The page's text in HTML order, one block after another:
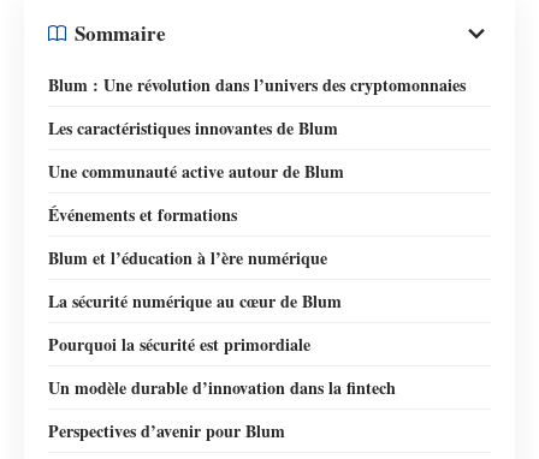
Sommaire
Blum : Une révolution dans l’univers des cryptomonnaies
Les caractéristiques innovantes de Blum
Une communauté active autour de Blum
Événements et formations
Blum et l’éducation à l’ère numérique
La sécurité numérique au cœur de Blum
Pourquoi la sécurité est primordiale
Un modèle durable d’innovation dans la fintech
Perspectives d’avenir pour Blum